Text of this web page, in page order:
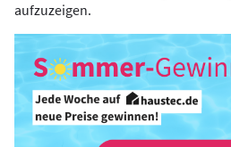
aufzuzeigen.